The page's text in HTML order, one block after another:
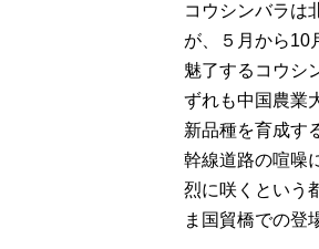
コウシンバラは
が、５月から10
魅了するコウシ
ずれも中国農業
新品種を育成す
幹線道路の喧噪
烈に咲くという
ま国貿橋での登